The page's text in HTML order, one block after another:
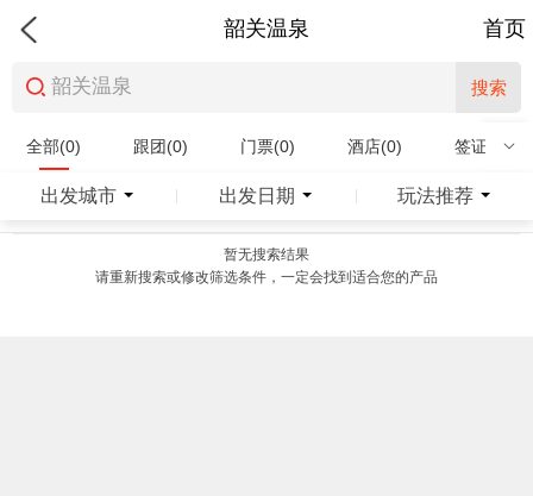
韶关温泉 首页
搜索
全部(0) 跟团(0) 门票(0) 酒店(0) 签证(0)
特产商品(0)
出发城市 出发日期 玩法推荐
暂无搜索结果
请重新搜索或修改筛选条件，一定会找到适合您的产品